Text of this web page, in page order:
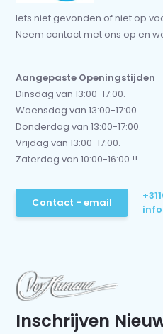
Iets niet gevonden of niet op
Neem contact met ons op en
Aangepaste Openingstijden
Dinsdag van 13:00-17:00.
Woensdag van 13:00-17:00.
Donderdag van 13:00-17:00.
Vrijdag van 13:00-17:00.
Zaterdag van 10:00-16:00 !!
Contact - email
Inschrijven